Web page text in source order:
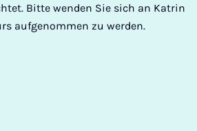
Bitte wenden Sie sich an Katrin
aufgenommen zu werden.